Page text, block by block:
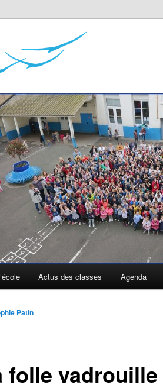
Actus des classes Agenda
folle vadrouille
Patin